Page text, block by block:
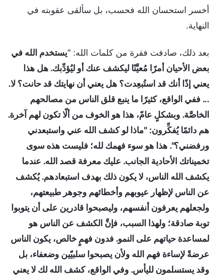
أخسر استحسان الله فحسب، بل سألقى عقوبته في
النهاية.
بعد ذلك، صادفت فقرة من كلمات الله: "يستخدم الله في
بعض الأحيان أمرًا مُعيَّنًا ليكشف عنك أو ليُؤدِّبك. هل هذا
يعني إذًا أنك قد استُبعِدت؟ هل يعني أن نهايتك قد حانت؟ لا.
... ففي الواقع، كثيرًا ما ينبع قلق الناس من مصالحهم
الخاصَّة. وبشكلٍ عامّ، هذا هو الخوف من ألّا تكون لهم آخرة.
هم دائمًا يُفكِّرون: "ماذا لو كشف الله عني واستبعدني
ورفضني؟". هذا هو سوء فهمك لله؛ فليست هذه سوى
تخميناتك الأحادية الجانب. عليك معرفة قصد الله. عندما
يكشف الله الناس، لا يكون ذلك بهدف استبعادهم. يُكشف
عن الناس لإظهار عيوبهم وأخطائهم وجوهر طبيعتهم،
ولجعلهم يعرفون أنفسهم، وليصبحوا قادرين على أن يتوبوا
توبة صادقة؛ ولهذا السبب، فإنَّ الكشف عن الناس هو
لمساعدة حياتهم على النمو. فدون فهمٍ خالص، يكون الناس
عرضةً لإساءة فهم الله ولأن يصبحوا سلبيّين وضعفاء، بل
وقد يستسلمون لليأس. وفي الواقع، كشف الله لك لا يعني